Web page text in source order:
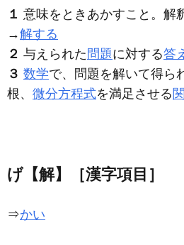
１ 意味をときあかすこと。解
→解する
２ 与えられた 問題に対する答え
３ 数学で、問題を解いて得ら
根、 微分方程式を満足させる
げ【解】［漢字項目］
⇒かい